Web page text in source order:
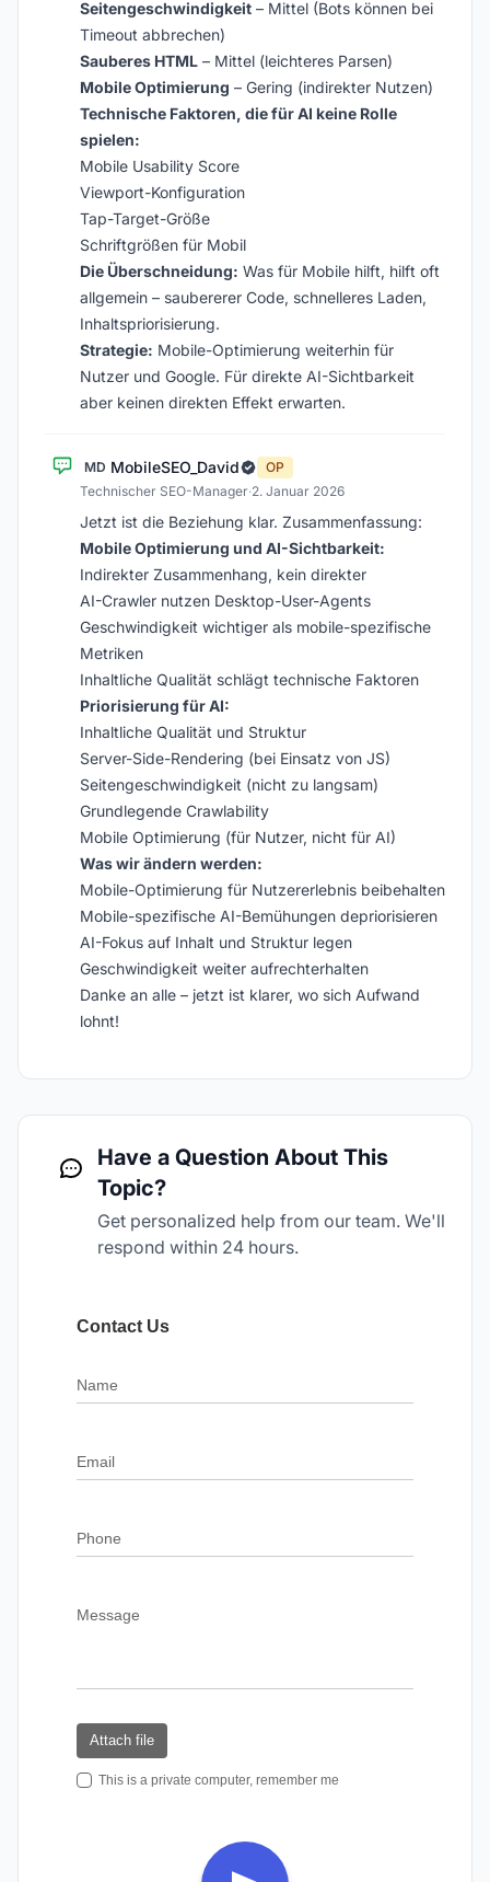
Seitengeschwindigkeit – Mittel (Bots können bei
Timeout abbrechen)
Sauberes HTML – Mittel (leichteres Parsen)
Mobile Optimierung – Gering (indirekter Nutzen)
Technische Faktoren, die für AI keine Rolle
spielen:
Mobile Usability Score
Viewport-Konfiguration
Tap-Target-Größe
Schriftgrößen für Mobil
Die Überschneidung: Was für Mobile hilft, hilft oft
allgemein – saubererer Code, schnelleres Laden,
Inhaltspriorisierung.
Strategie: Mobile-Optimierung weiterhin für
Nutzer und Google. Für direkte AI-Sichtbarkeit
aber keinen direkten Effekt erwarten.
MD MobileSEO_David
OP
Technischer SEO-Manager·2. Januar 2026
Jetzt ist die Beziehung klar. Zusammenfassung:
Mobile Optimierung und AI-Sichtbarkeit:
Indirekter Zusammenhang, kein direkter
AI-Crawler nutzen Desktop-User-Agents
Geschwindigkeit wichtiger als mobile-spezifische
Metriken
Inhaltliche Qualität schlägt technische Faktoren
Priorisierung für AI:
Inhaltliche Qualität und Struktur
Server-Side-Rendering (bei Einsatz von JS)
Seitengeschwindigkeit (nicht zu langsam)
Grundlegende Crawlability
Mobile Optimierung (für Nutzer, nicht für AI)
Was wir ändern werden:
Mobile-Optimierung für Nutzererlebnis beibehalten
Mobile-spezifische AI-Bemühungen depriorisieren
AI-Fokus auf Inhalt und Struktur legen
Geschwindigkeit weiter aufrechterhalten
Danke an alle – jetzt ist klarer, wo sich Aufwand
lohnt!
Have a Question About This
Topic?
Get personalized help from our team. We'll
respond within 24 hours.